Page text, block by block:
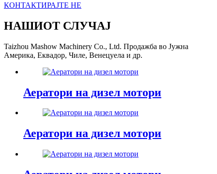
КОНТАКТИРАЈТЕ НЕ
НАШИОТ СЛУЧАЈ
Taizhou Mashow Machinery Co., Ltd. Продажба во Јужна
Америка, Еквадор, Чиле, Венецуела и др.
Аератори на дизел мотори
Аератори на дизел мотори